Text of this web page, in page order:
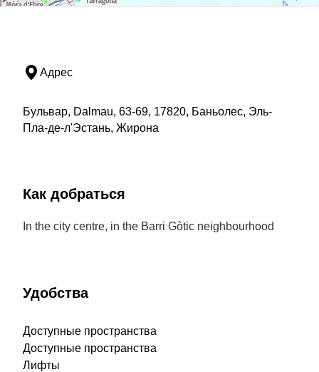
Адрес
Бульвар, Dalmau, 63-69, 17820, Баньолес, Эль-
Пла-де-л'Эстань, Жирона
Как добраться
In the city centre, in the Barri Gòtic neighbourhood
Удобства
Доступные пространства
Доступные пространства
Лифты